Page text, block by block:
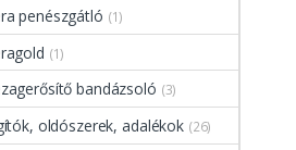
penészgátló (1)
(1)
bandázsoló (3)
oldószerek, adalékok (26)